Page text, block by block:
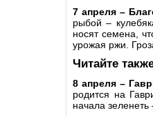
7 апреля –
рыбой –
носят семена,
урожая ржи.
Читайте
8 апреля –
родится на
начала